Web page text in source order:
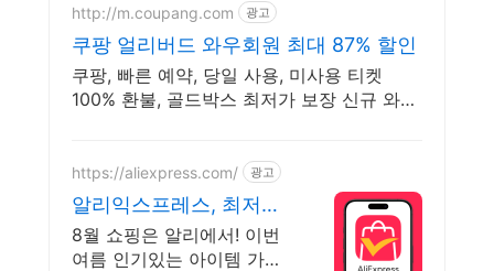
http://m.coupang.com 광고
쿠팡 얼리버드 와우회원 최대 87% 할인
쿠팡, 빠른 예약, 당일 사용, 미사용 티켓
100% 환불, 골드박스 최저가 보장 신규 와우
https://aliexpress.com/ 광고
알리익스프레스, 최저가
도전 오늘의특가 지금 확
인해보세요
8월 쇼핑은 알리에서! 이번
여름 인기있는 아이템 가득